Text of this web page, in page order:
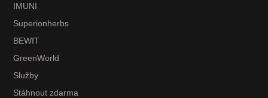
IMUNI
Superionherbs
BEWIT
GreenWorld
Služby
Stáhnout zdarma